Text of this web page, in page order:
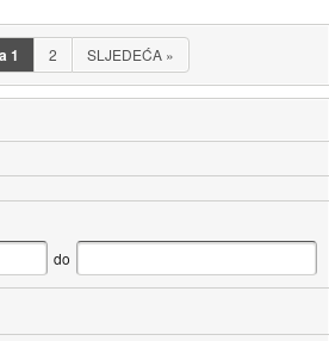
1 2 SLJEDEĆA »
do